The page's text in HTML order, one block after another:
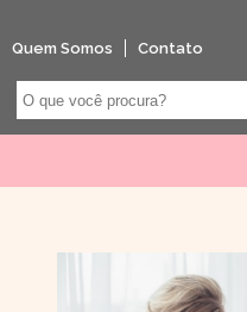
Quem Somos Contato